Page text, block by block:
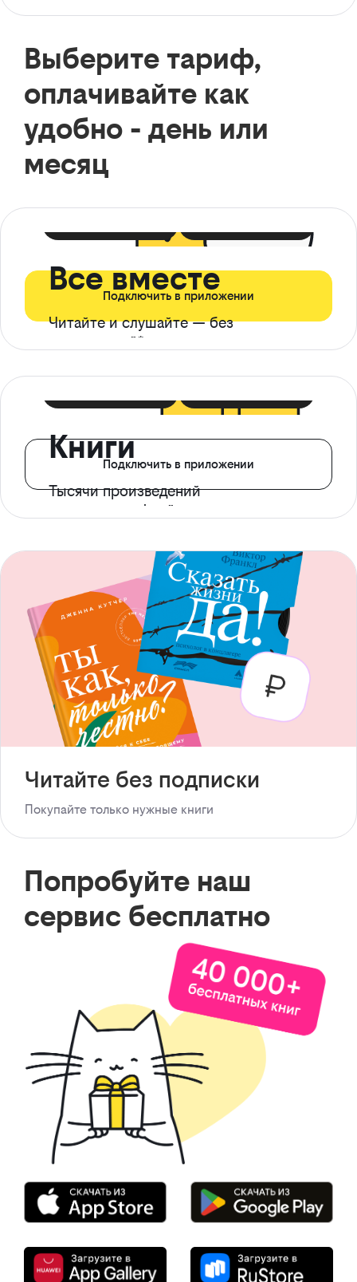
Выберите тариф,
оплачивайте как
удобно - день или
месяц
Все вместе
Читайте и слушайте — без
ограничений*
Подключить в приложении
Книги
Тысячи произведений
с доступом офлайн
Подключить в приложении
Читайте без подписки
Покупайте только нужные книги
Попробуйте наш
сервис бесплатно